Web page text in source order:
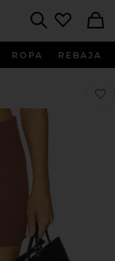
ROPA REBAJA